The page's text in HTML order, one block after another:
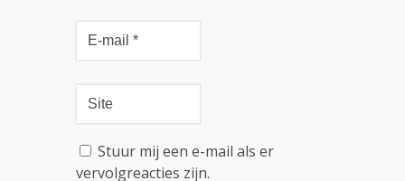
Stuur mij een e-mail als er
vervolgreacties zijn.